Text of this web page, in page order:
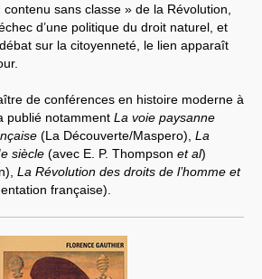
sans classe » de la Révolution,
d’une politique du droit naturel, et
sur la citoyenneté, le lien apparaît
de conférences en histoire moderne à
publié notamment La voie paysanne
(La Découverte/Maspero), La
siècle (avec E. P. Thompson et al)
La Révolution des droits de l’homme et
française).